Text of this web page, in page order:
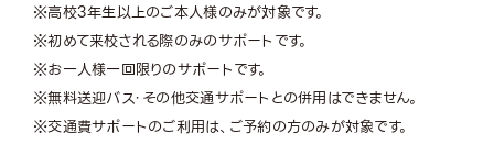
※高校3年生以上のご本人様のみが対象です。
※初めて来校される際のみのサポートです。
※お一人様一回限りのサポートです。
※無料送迎バス・その他交通サポートとの併用はできません。
※交通費サポートのご利用は、ご予約の方のみが対象です。